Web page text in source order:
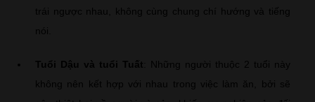
trái ngược nhau, không cùng chung chí hướng và tiếng
nói.
Tuổi Dậu và tuổi Tuất : Những người thuộc 2 tuổi này
không nên kết hợp với nhau trong việc làm ăn, bởi sẽ